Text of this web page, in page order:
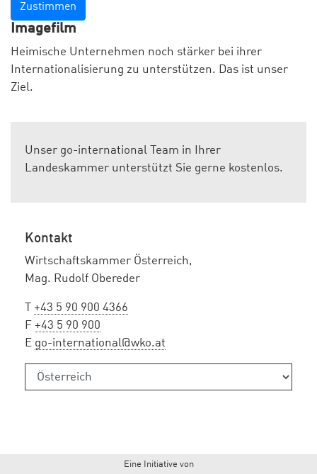
Zustimmen
Imagefilm
Heimische Unternehmen noch stärker bei ihrer
Internationalisierung zu unterstützen. Das ist unser
Ziel.
Unser go-international Team in Ihrer
Landeskammer unterstützt Sie gerne kostenlos.
Kontakt
Wirtschaftskammer Österreich,
Mag. Rudolf Obereder
+43 5 90 900 4366
F +43 5 90 900
E go-international@wko.at
Eine Initiative von